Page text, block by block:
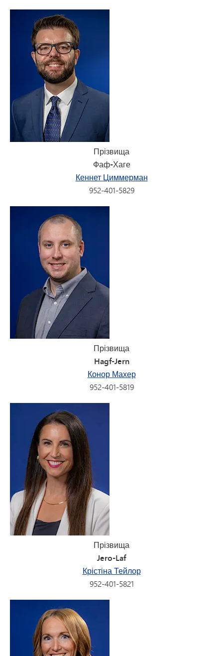
Прізвища
Фаф-Хаге
Кеннет Циммерман
952-401-5829
Прізвища
Hagf-Jern
Конор Махер
952-401-5819
Прізвища
Jero-Laf
Крістіна Тейлор
952-401-5821